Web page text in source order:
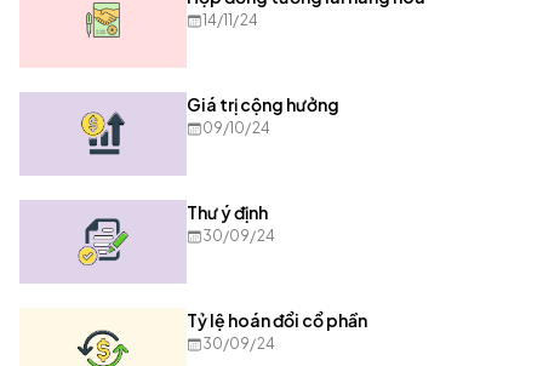
14/11/24
Giá trị cộng hưởng
09/10/24
Thư ý định
30/09/24
Tỷ lệ hoán đổi cổ phần
30/09/24